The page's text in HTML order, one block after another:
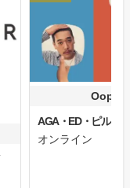
Oops
AGA・ED・ピル
オンライン